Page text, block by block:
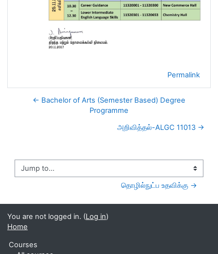
Permalink
← Bachelor of Arts (Semester Based) Degree
Programme
அறிவித்தல்-ALGC 11013 →
Jump to...
தொழில்நுட்ப உதவிக்கு →
You are not logged in. (Log in)
Home
Courses